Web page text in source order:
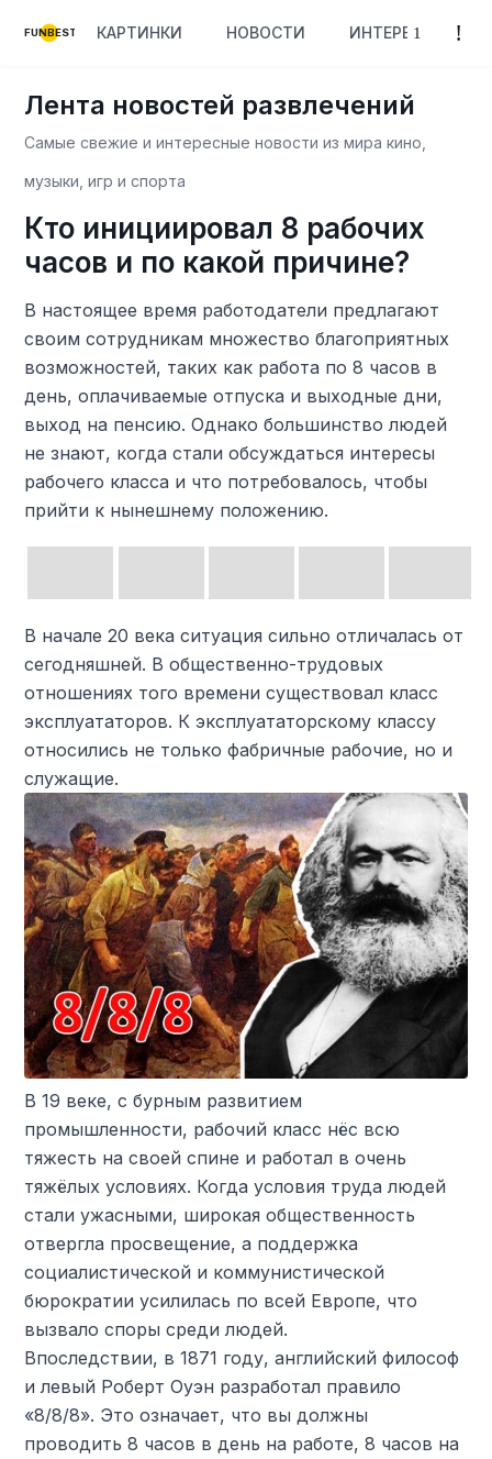
FUNBEST КАРТИНКИ НОВОСТИ ИНТЕРЕСНОЕ
Лента новостей развлечений
Самые свежие и интересные новости из мира кино,
музыки, игр и спорта
Кто инициировал 8 рабочих
часов и по какой причине?
В настоящее время работодатели предлагают
своим сотрудникам множество благоприятных
возможностей, таких как работа по 8 часов в
день, оплачиваемые отпуска и выходные дни,
выход на пенсию. Однако большинство людей
не знают, когда стали обсуждаться интересы
рабочего класса и что потребовалось, чтобы
прийти к нынешнему положению.
В начале 20 века ситуация сильно отличалась от
сегодняшней. В общественно-трудовых
отношениях того времени существовал класс
эксплуататоров. К эксплуататорскому классу
относились не только фабричные рабочие, но и
служащие.
В 19 веке, с бурным развитием
промышленности, рабочий класс нёс всю
тяжесть на своей спине и работал в очень
тяжёлых условиях. Когда условия труда людей
стали ужасными, широкая общественность
отвергла просвещение, а поддержка
социалистической и коммунистической
бюрократии усилилась по всей Европе, что
вызвало споры среди людей.
Впоследствии, в 1871 году, английский философ
и левый Роберт Оуэн разработал правило
«8/8/8». Это означает, что вы должны
проводить 8 часов в день на работе, 8 часов на